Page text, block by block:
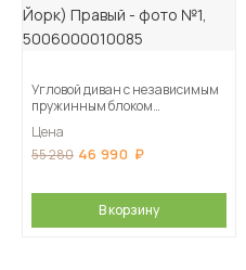
Угловой диван с независимым
пружинным блоком
Правый
Цена
55 280 46 990
В корзину